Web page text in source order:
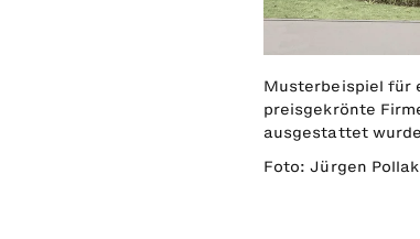
Musterbeispiel für
preisgekrönte
ausgestattet
Foto: Jürgen Pollak